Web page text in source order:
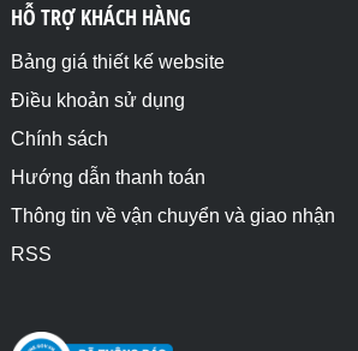
HỖ TRỢ KHÁCH HÀNG
Bảng giá thiết kế website
Điều khoản sử dụng
Chính sách
Hướng dẫn thanh toán
Thông tin về vận chuyển và giao nhận
RSS